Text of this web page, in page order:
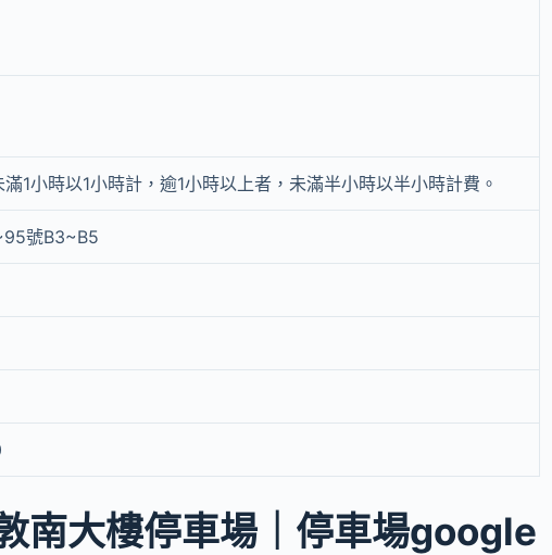
1小時以1小時計，逾1小時以上者，未滿半小時以半小時計費。
號B3~B5
南大樓停車場｜停車場google